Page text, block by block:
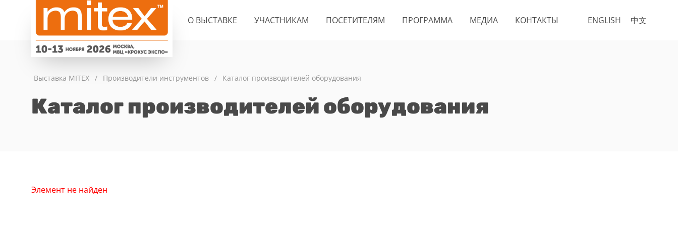
ENGLISH 中文
О ВЫСТАВКЕ УЧАСТНИКАМ ПОСЕТИТЕЛЯМ ПРОГРАММА МЕДИА КОНТАКТЫ
Выставка MITEX / Производители инструментов / Каталог производителей оборудования
Каталог производителей оборудования
Элемент не найден